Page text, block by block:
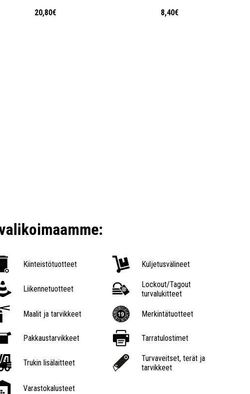
20,80€ 8,40€
Kiinteistötuotteet Kuljetusvälineet
Liikennetuotteet
Lockout/Tagout
turvalukitteet
Maalit ja tarvikkeet Merkintätuotteet
Pakkaustarvikkeet Tarratulostimet
Trukin lisälaitteet
Turvaveitset, terät ja
tarvikkeet
Varastokalusteet